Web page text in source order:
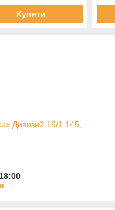
Купити
Дивизий 19/1 145,